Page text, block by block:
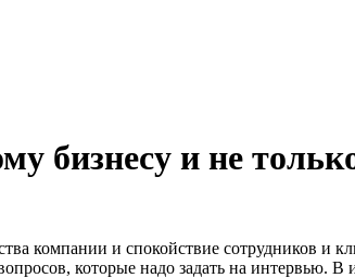
бизнесу и не
компании и спокойствие сотрудников и
которые надо задать на интервью.